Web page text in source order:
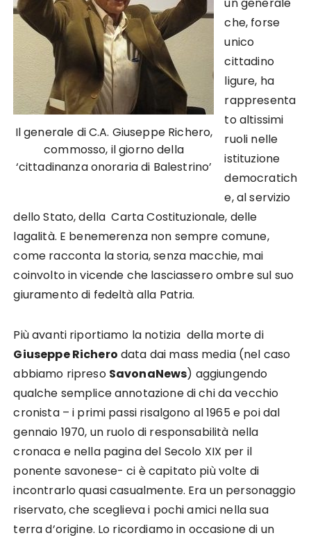
Il generale di C.A. Giuseppe Richero,
commosso, il giorno della
‘cittadinanza onoraria di Balestrino’
che, forse
unico
cittadino
ligure, ha
rappresenta
to altissimi
ruoli nelle
istituzione
democratich
e, al servizio
dello Stato, della Carta Costituzionale, delle
lagalità. E benemerenza non sempre comune,
come racconta la storia, senza macchie, mai
coinvolto in vicende che lasciassero ombre sul suo
giuramento di fedeltà alla Patria.
Più avanti riportiamo la notizia della morte di
Giuseppe Richero data dai mass media (nel caso
abbiamo ripreso SavonaNews) aggiungendo
qualche semplice annotazione di chi da vecchio
cronista – i primi passi risalgono al 1965 e poi dal
gennaio 1970, un ruolo di responsabilità nella
cronaca e nella pagina del Secolo XIX per il
ponente savonese- ci è capitato più volte di
incontrarlo quasi casualmente. Era un personaggio
riservato, che sceglieva i pochi amici nella sua
terra d’origine. Lo ricordiamo in occasione di un